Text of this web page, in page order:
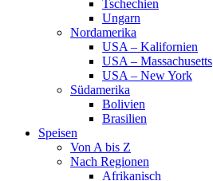
Tschechien
Ungarn
Nordamerika
USA – Kalifornien
USA – Massachusetts
USA – New York
Südamerika
Bolivien
Brasilien
Speisen
Von A bis Z
Nach Regionen
Afrikanisch